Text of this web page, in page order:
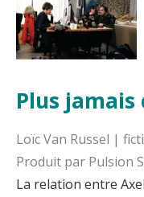
Plus
Loïc Van Russel |
Produit par Pulsion
La relation entre